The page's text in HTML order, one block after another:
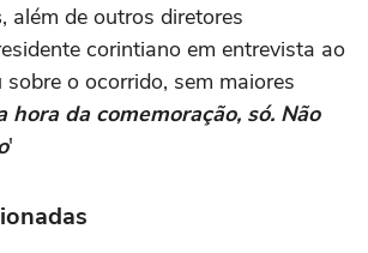
, além de outros diretores
corintiano em entrevista ao
o ocorrido, sem maiores
hora da comemoração, só. Não
'